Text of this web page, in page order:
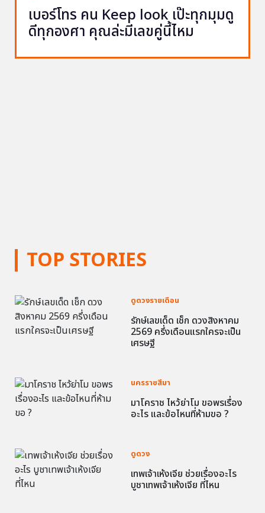
TOP STORIES
ดูดวงรายเดือน
รักษ์เลขเด็ด เช็ก ดวงสิงหาคม
2569 ครึ่งเดือนแรกใครจะเป็น
เศรษฐี
นครราชสีมา
มาโคราช ไหว้ย่าโม ขอพรเรื่อง
อะไร และข้อไหนที่ห้ามขอ ?
ดูดวง
เทพเจ้าเห้งเจีย ช่วยเรื่องอะไร
บูชาเทพเจ้าเห้งเจีย ที่ไหน
เบอร์โทร คน Keep look เป๊ะทุกมุมดู
ดีทุกองศา คุณล่ะมีเลขคู่นี้ไหม